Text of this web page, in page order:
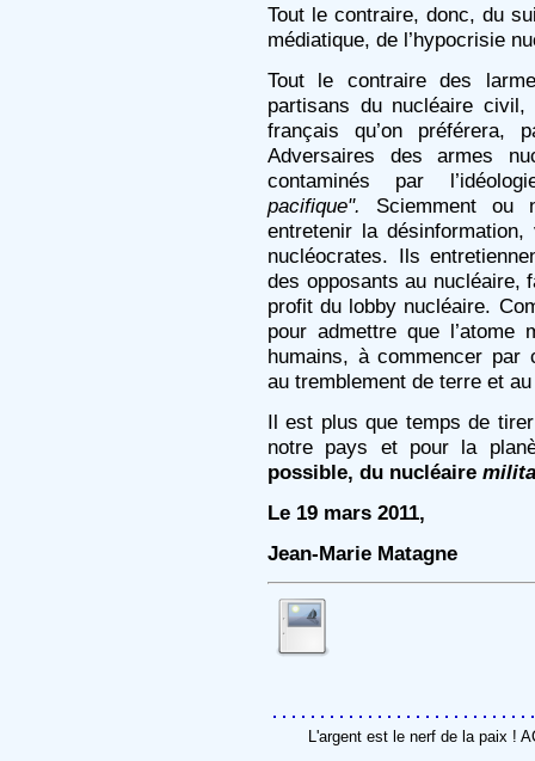
Tout le contraire, donc, du
médiatique, de l’hypocrisie
Tout le contraire des
partisans du nucléaire
français qu’on préférera,
Adversaires des armes
contaminés par
pacifique". Sciemment ou
entretenir la
nucléocrates. Ils
des opposants au nucléaire,
profit du lobby nucléaire.
pour admettre que
humains, à commencer par
au tremblement de terre et
Il est plus que temps de
notre pays et pour la
possible, du nucléaire
Le 19 mars 2011,
Jean-Marie Matagne
L'argent est le nerf de la paix !